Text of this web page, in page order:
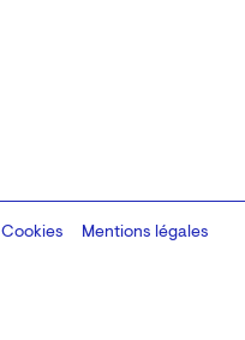
8080.studio
Cookies Mentions légales